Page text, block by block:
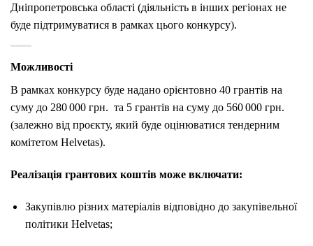
Дніпропетровська області (діяльність в інших регіонах не
буде підтримуватися в рамках цього конкурсу).
Можливості
В рамках конкурсу буде надано орієнтовно 40 грантів на
суму до 280 000 грн. та 5 грантів на суму до 560 000 грн.
(залежно від проєкту, який буде оцінюватися тендерним
комітетом Helvetas).
Реалізація грантових коштів може включати:
Закупівлю різних матеріалів відповідно до закупівельної
політики Helvetas;